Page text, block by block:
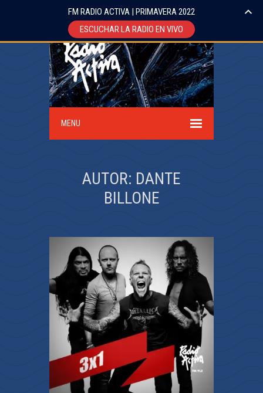
MENU
AUTOR: DANTE
BILLONE
FM RADIO ACTIVA | PRIMAVERA 2022
ESCUCHAR LA RADIO EN VIVO